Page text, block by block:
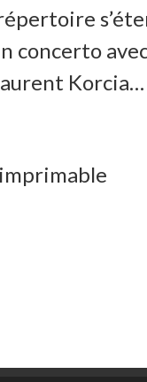
concerto
Korcia…